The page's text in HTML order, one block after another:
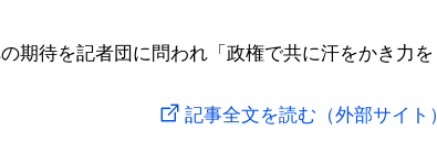
期待を記者団に問われ「政権で共に汗をかき力を
記事全文を読む（外部サイト）